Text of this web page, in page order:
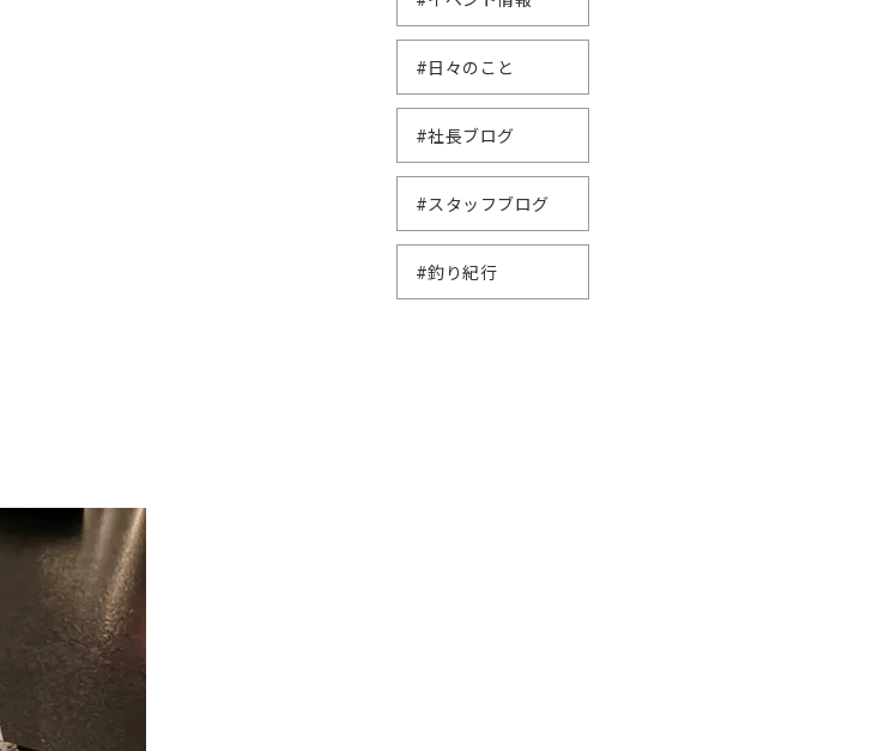
#日々のこと
#社長ブログ
#スタッフブログ
#釣り紀行